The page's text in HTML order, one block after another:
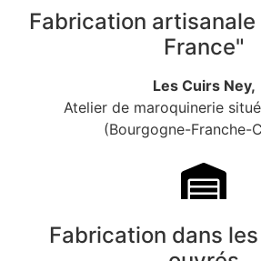
Fabrication
France"
Les Cuirs Ney,
Atelier de maroquinerie
(Bourgogne-Franche-
Fabrication dans